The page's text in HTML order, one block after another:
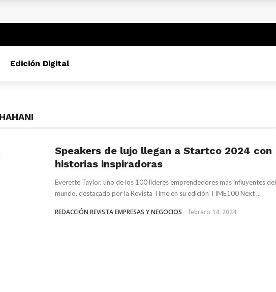
se superará emergencia con aviones A320 de Avianca
Edición Digital
Speakers de lujo llegan a Startco 2024 con
historias inspiradoras
Everette Taylor, uno de los 100 líderes emprendedores más influyentes del
mundo, destacado por la Revista Time en su edición TIME100 Next ...
REDACCIÓN REVISTA EMPRESAS Y NEGOCIOS febrero 14, 2024